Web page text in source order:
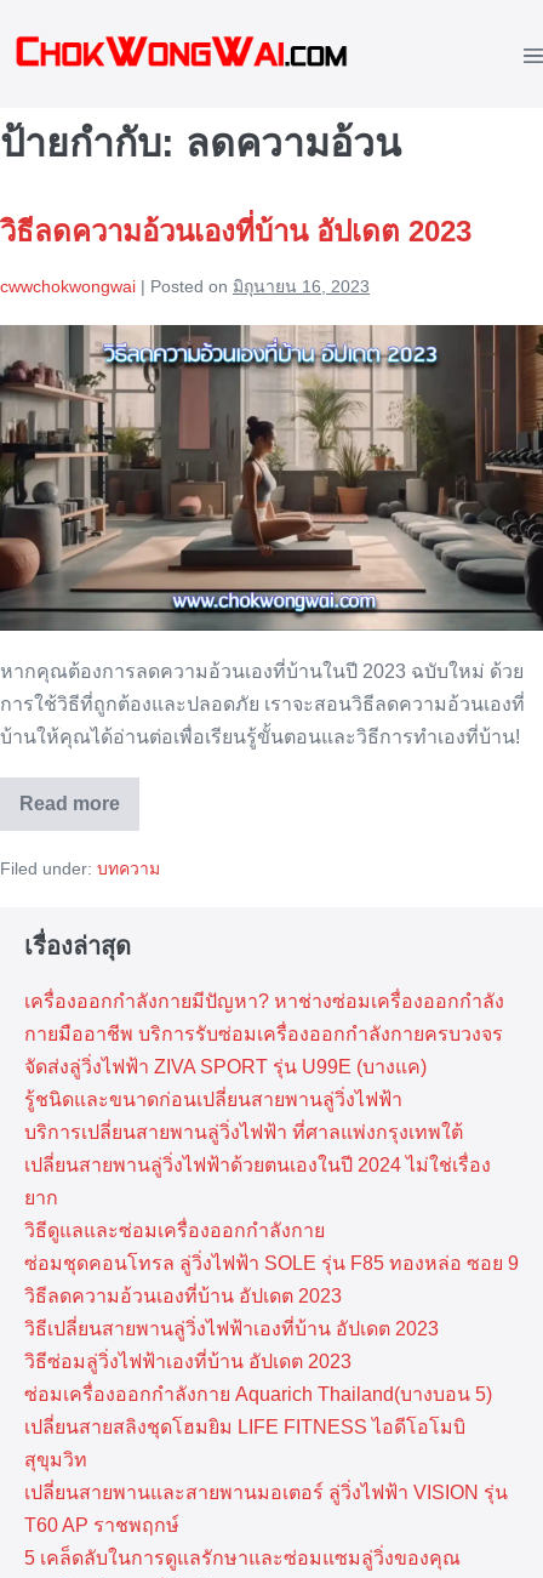
ป้ายกำกับ: ลดความอ้วน
วิธีลดความอ้วนเองที่บ้าน อัปเดต 2023
cwwchokwongwai | Posted on มิถุนายน 16, 2023
ลด
ความ
อ้วน
เอง
ที่
บ้าน
อัปเดต
หากคุณต้องการลดความอ้วนเองที่บ้านในปี 2023 ฉบับใหม่ ด้วย
การใช้วิธีที่ถูกต้องและปลอดภัย เราจะสอนวิธีลดความอ้วนเองที่
บ้านให้คุณได้อ่านต่อเพื่อเรียนรู้ขั้นตอนและวิธีการทำเองที่บ้าน!
Read more
วิธี
ลด
อ้วน
อัปเดต
2023
Filed under: บทความ
เรื่องล่าสุด
เครื่องออกกำลังกายมีปัญหา? หาช่างซ่อมเครื่องออกกำลัง
กายมืออาชีพ บริการรับซ่อมเครื่องออกกำลังกายครบวงจร
จัดส่งลู่วิ่งไฟฟ้า ZIVA SPORT รุ่น U99E (บางแค)
รู้ชนิดและขนาดก่อนเปลี่ยนสายพานลู่วิ่งไฟฟ้า
บริการเปลี่ยนสายพานลู่วิ่งไฟฟ้า ที่​ศาลแพ่งกรุงเทพ​ใต้
เปลี่ยนสายพานลู่วิ่งไฟฟ้าด้วยตนเองในปี 2024 ไม่ใช่เรื่อง
ยาก
วิธีดูแลและซ่อมเครื่องออกกำลังกาย
ซ่อมชุดคอนโทรล ลู่วิ่งไฟฟ้า SOLE รุ่น F85 ทองหล่อ ซอย 9
วิธีลดความอ้วนเองที่บ้าน อัปเดต 2023
วิธีเปลี่ยนสายพานลู่วิ่งไฟฟ้าเองที่บ้าน อัปเดต 2023
วิธีซ่อมลู่วิ่งไฟฟ้าเองที่บ้าน อัปเดต 2023
ซ่อมเครื่องออกกำลังกาย Aquarich Thailand(บางบอน 5)
เปลี่ยนสายสลิงชุดโฮมยิม LIFE FITNESS ไอดีโอโมบิ
สุขุมวิท
เปลี่ยนสายพานและสายพานมอเตอร์ ลู่วิ่งไฟฟ้า VISION รุ่น
T60 AP ราชพฤกษ์
5 เคล็ดลับในการดูแลรักษาและซ่อมแซมลู่วิ่งของคุณ